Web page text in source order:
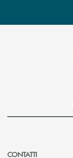
CONTATTI